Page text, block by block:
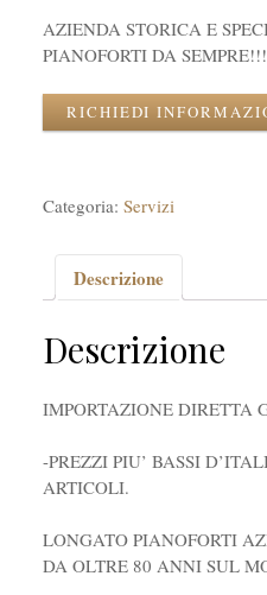
AZIENDA STORICA E
PIANOFORTI DA SEMPRE!!!
RICHIEDI
Categoria: Servizi
Descrizione
Descrizione
IMPORTAZIONE DIRETTA
-PREZZI PIU’ BASSI
ARTICOLI.
LONGATO PIANOFORTI
DA OLTRE 80 ANNI SUL